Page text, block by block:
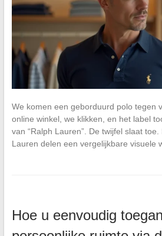
We komen een geborduurd polo tegen
online winkel, we klikken, en het label
van “Ralph Lauren”. De twijfel slaat
Lauren delen een vergelijkbare visuele
Hoe u eenvoudig